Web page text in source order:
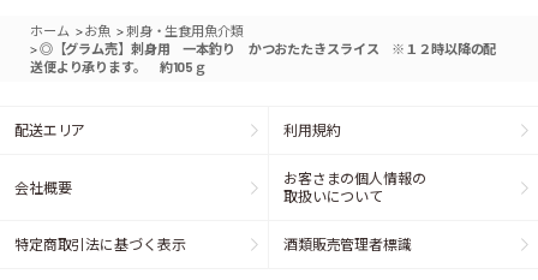
ホーム >お魚 >刺身・生食用魚介類
>◎【グラム売】刺身用 一本釣り かつおたたきスライス ※１２時以降の配
送便より承ります。 約105ｇ
配送エリア 利用規約
会社概要
お客さまの個人情報の
取扱いについて
特定商取引法に基づく表示 酒類販売管理者標識